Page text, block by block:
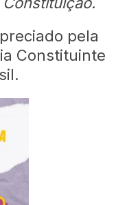
pela
Constituinte